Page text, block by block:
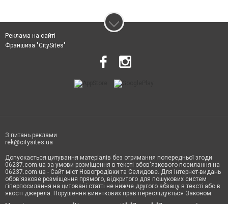
Реклама на сайті
Франшиза "CitySites"
З питань реклами
rek@citysites.ua
Допускається цитування матеріалів без отримання попередньої згоди
06237.com.ua за умови розміщення в тексті обов'язкового посилання на
06237.com.ua - Сайт міст Новогродівки та Селидове. Для інтернет-видань
обов'язкове розміщення прямого, відкритого для пошукових систем
гіперпосилання на цитовані статті не нижче другого абзацу в тексті або в
якості джерела. Порушення виняткових прав переслідується Законом.